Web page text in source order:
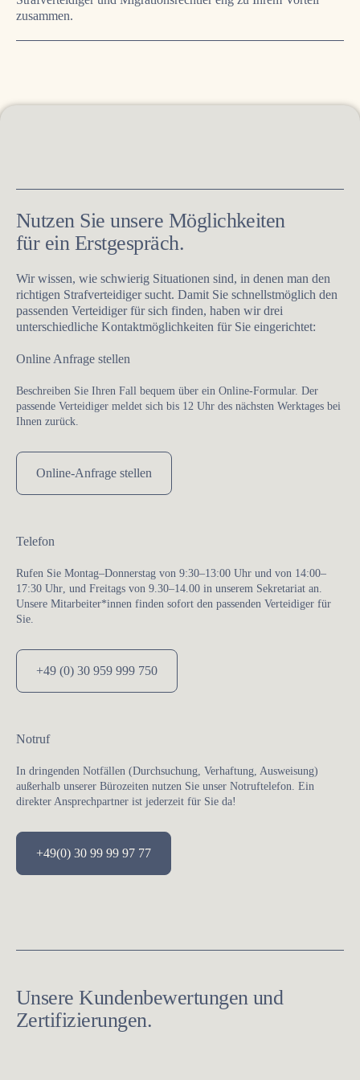
zusammen.
Nutzen Sie unsere Möglichkeiten
für ein Erstgespräch.
Wir wissen, wie schwierig Situationen sind, in denen man den
richtigen Strafverteidiger sucht. Damit Sie schnellstmöglich den
passenden Verteidiger für sich finden, haben wir drei
unterschiedliche Kontaktmöglichkeiten für Sie eingerichtet:
Online Anfrage stellen
Beschreiben Sie Ihren Fall bequem über ein Online-Formular. Der
passende Verteidiger meldet sich bis 12 Uhr des nächsten Werktages bei
Ihnen zurück.
Online-Anfrage stellen
Telefon
Rufen Sie Montag–Donnerstag von 9:30–13:00 Uhr und von 14:00–
17:30 Uhr , und Freitags von 9.30–14.00 in unserem Sekretariat an.
Unsere Mitarbeiter*innen finden sofort den passenden Verteidiger für
Sie.
+49 (0) 30 959 999 750
Notruf
In dringenden Notfällen (Durchsuchung, Verhaftung, Ausweisung)
außerhalb unserer Bürozeiten nutzen Sie unser Notruftelefon. Ein
direkter Ansprechpartner ist jederzeit für Sie da!
+49(0) 30 99 99 97 77
Unsere Kundenbewertungen und
Zertifizierungen.